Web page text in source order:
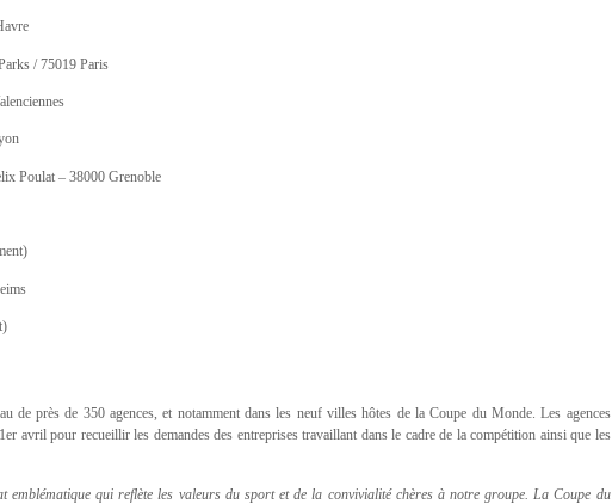
/ 75019 Paris
Poulat – 38000 Grenoble
de près de 350 agences, et notamment dans les neuf villes hôtes de la Coupe du Monde. Les agences
avril pour recueillir les demandes des entreprises travaillant dans le cadre de la compétition ainsi que les
qui reflète les valeurs du sport et de la convivialité chères à notre groupe. La Coupe du